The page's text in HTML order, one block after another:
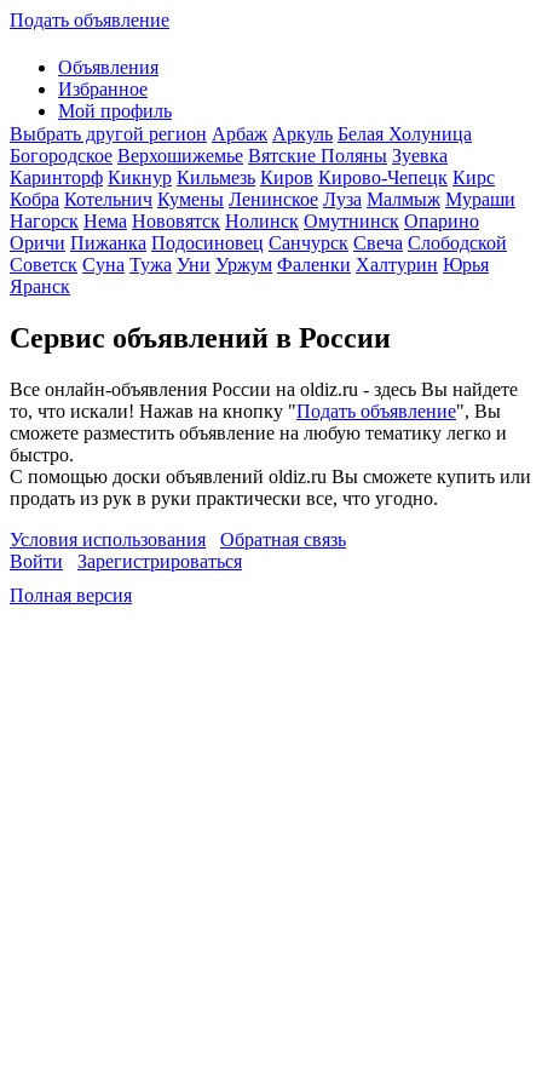
Подать объявление
Объявления
Избранное
Мой профиль
Выбрать другой регион Арбаж Аркуль Белая Холуница
Богородское Верхошижемье Вятские Поляны Зуевка
Каринторф Кикнур Кильмезь Киров Кирово-Чепецк Кирс
Кобра Котельнич Кумены Ленинское Луза Малмыж Мураши
Нагорск Нема Нововятск Нолинск Омутнинск Опарино
Оричи Пижанка Подосиновец Санчурск Свеча Слободской
Советск Суна Тужа Уни Уржум Фаленки Халтурин Юрья
Яранск
Сервис объявлений в России
Все онлайн-объявления России на oldiz.ru - здесь Вы найдете
то, что искали! Нажав на кнопку "Подать объявление", Вы
сможете разместить объявление на любую тематику легко и
быстро.
С помощью доски объявлений oldiz.ru Вы сможете купить или
продать из рук в руки практически все, что угодно.
Условия использования
Обратная связь
Войти
Зарегистрироваться
Полная версия